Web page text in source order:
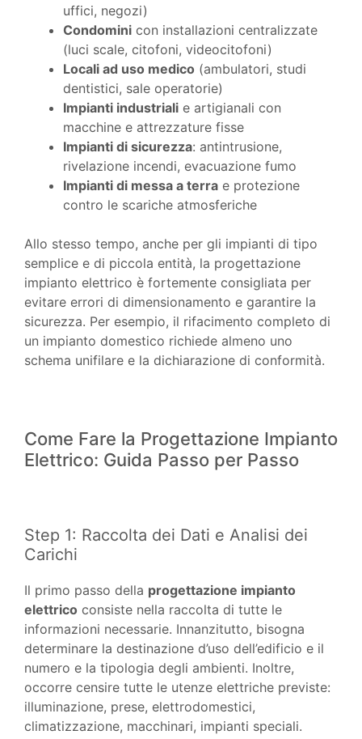
uffici, negozi)
Condomini con installazioni centralizzate
(luci scale, citofoni, videocitofoni)
Locali ad uso medico (ambulatori, studi
dentistici, sale operatorie)
Impianti industriali e artigianali con
macchine e attrezzature fisse
Impianti di sicurezza: antintrusione,
rivelazione incendi, evacuazione fumo
Impianti di messa a terra e protezione
contro le scariche atmosferiche
Allo stesso tempo, anche per gli impianti di tipo
semplice e di piccola entità, la progettazione
impianto elettrico è fortemente consigliata per
evitare errori di dimensionamento e garantire la
sicurezza. Per esempio, il rifacimento completo di
un impianto domestico richiede almeno uno
schema unifilare e la dichiarazione di conformità.
Come Fare la Progettazione Impianto
Elettrico: Guida Passo per Passo
Step 1: Raccolta dei Dati e Analisi dei
Carichi
Il primo passo della progettazione impianto
elettrico consiste nella raccolta di tutte le
informazioni necessarie. Innanzitutto, bisogna
determinare la destinazione d’uso dell’edificio e il
numero e la tipologia degli ambienti. Inoltre,
occorre censire tutte le utenze elettriche previste:
illuminazione, prese, elettrodomestici,
climatizzazione, macchinari, impianti speciali.